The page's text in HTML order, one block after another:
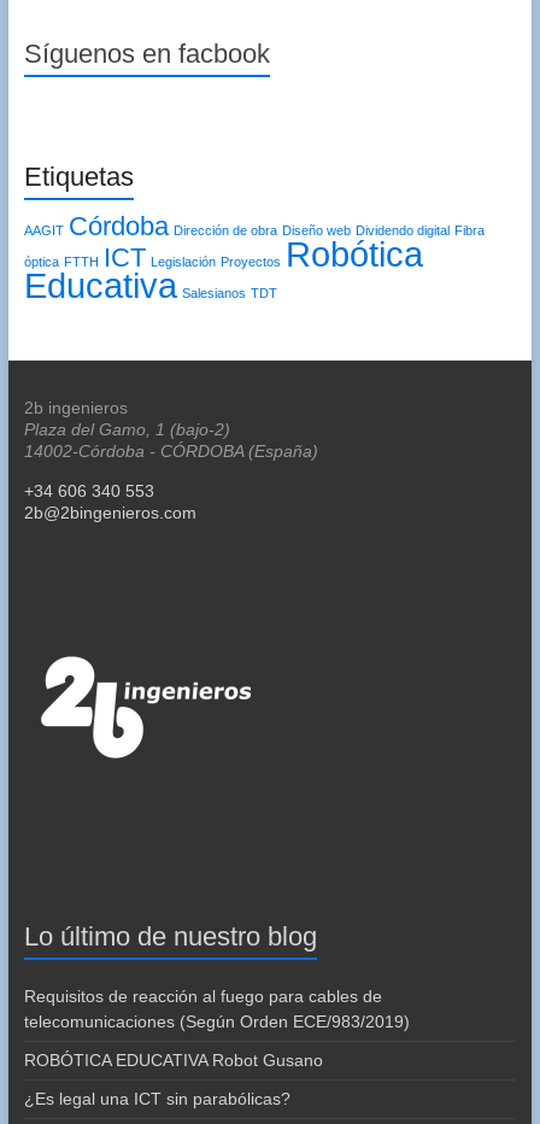
Síguenos en facbook
Etiquetas
AAGIT Córdoba Dirección de obra Diseño web Dividendo digital Fibra
óptica FTTH ICT Legislación Proyectos Robótica
Educativa Salesianos TDT
2b ingenieros
Plaza del Gamo, 1 (bajo-2)
14002-Córdoba - CÓRDOBA (España)
+34 606 340 553
2b@2bingenieros.com
Lo último de nuestro blog
Requisitos de reacción al fuego para cables de
telecomunicaciones (Según Orden ECE/983/2019)
ROBÓTICA EDUCATIVA Robot Gusano
¿Es legal una ICT sin parabólicas?